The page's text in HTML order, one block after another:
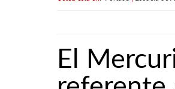
El